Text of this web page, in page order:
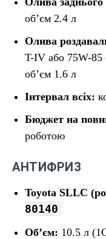
об’єм 2.4 л
Олива
T-IV або 75W-85
об’єм 1.6 л
Інтервал всіх:
Бюджет на
роботою
АНТИФРИЗ
Toyota SLLC
80140
Об’єм: 10.5 л